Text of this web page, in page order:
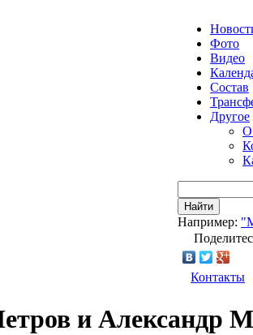
Фото
Видео
Состав
Другое
О
Найти
Например:
Контакты
и Александр